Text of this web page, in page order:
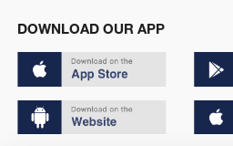
DOWNLOAD OUR APP